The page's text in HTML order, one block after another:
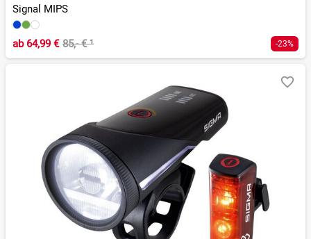
Signal MIPS
ab64,99 € 85,- €¹ -23%